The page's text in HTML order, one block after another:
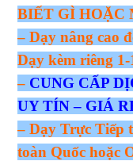
BIẾT GÌ HOẶC
– Dạy nâng cao
Dạy kèm riêng
– CUNG CẤP
UY TÍN – GIÁ
– Dạy Trực Tiếp
toàn Quốc hoặc